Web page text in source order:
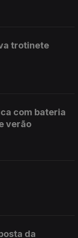
trotinete
com bateria
verão
da